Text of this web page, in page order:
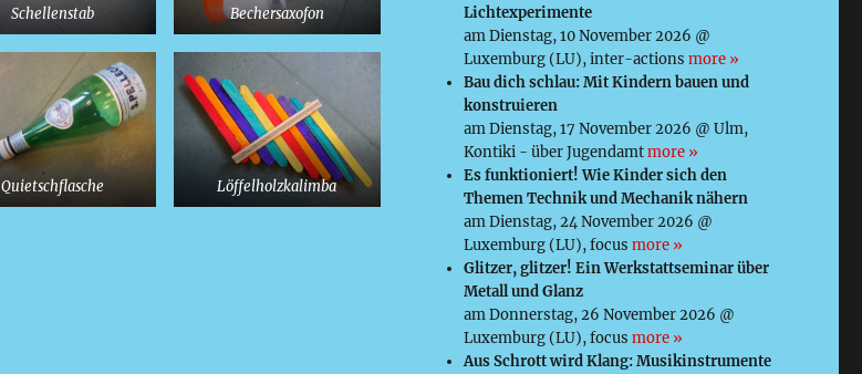
Schellenstab Bechersaxofon
Quietschflasche Löffelholzkalimba
Lichtexperimente
am Dienstag, 10 November 2026 @
Luxemburg (LU), inter-actionsmore »
Bau dich schlau: Mit Kindern bauen und
konstruieren
am Dienstag, 17 November 2026 @ Ulm,
Kontiki - über Jugendamtmore »
Es funktioniert! Wie Kinder sich den
Themen Technik und Mechanik nähern
am Dienstag, 24 November 2026 @
Luxemburg (LU), focusmore »
Glitzer, glitzer! Ein Werkstattseminar über
Metall und Glanz
am Donnerstag, 26 November 2026 @
Luxemburg (LU), focusmore »
Aus Schrott wird Klang: Musikinstrumente